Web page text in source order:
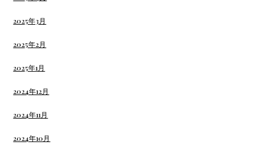
2025年3月
2025年2月
2025年1月
2024年12月
2024年11月
2024年10月